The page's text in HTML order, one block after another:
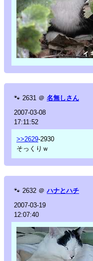
🐾 2631 ＠ 名無しさん
2007-03-08
17:11:52
>>2629-2930
そっくりｗ
🐾 2632 ＠ ハナとハチ
2007-03-19
12:07:40